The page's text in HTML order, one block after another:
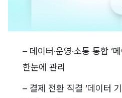
– 데이터·운영·소통 통합 ‘
한눈에 관리
– 결제 전환 직결 ‘데이터